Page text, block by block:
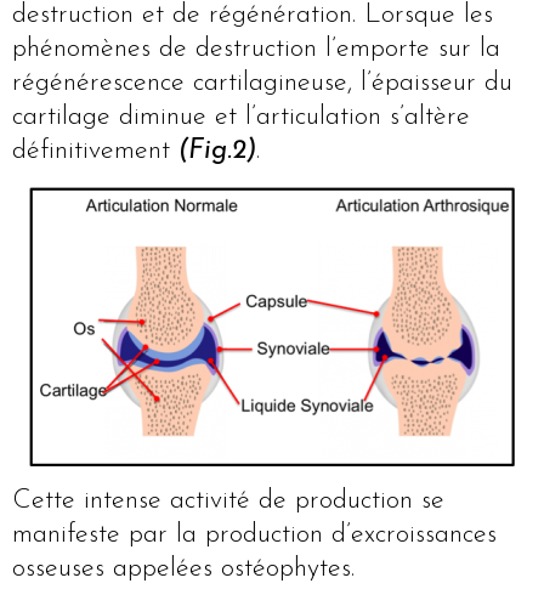
destruction et de régénération. Lorsque les
phénomènes de destruction l’emporte sur la
régénérescence cartilagineuse, l’épaisseur du
cartilage diminue et l’articulation s’altère
définitivement (Fig.2).
Cette intense activité de production se
manifeste par la production d’excroissances
osseuses appelées ostéophytes.